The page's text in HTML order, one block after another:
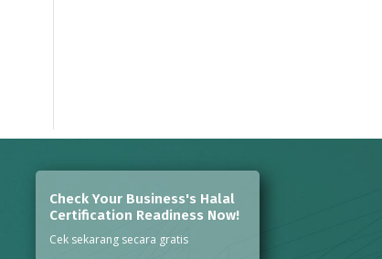
Check Your Business's Halal
Certification Readiness Now!
Cek sekarang secara gratis